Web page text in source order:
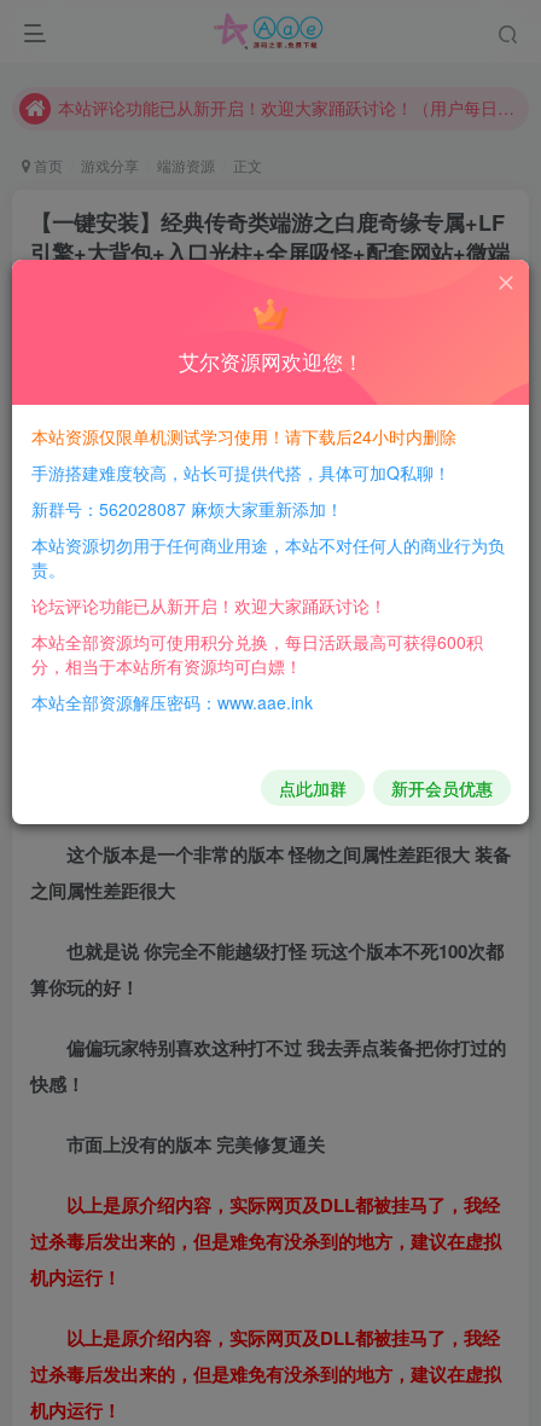
请勿相信任何评论区广告！以免上当受骗！
本站评论功能已从新开启！欢迎大家踊跃讨论！（用户每日活跃可得积分数量增加至600，加速获得更多免费资源！）
现在赞助会员享受专属折扣，详情点击此条公告。
首页 游戏分享 端游资源 正文
【一键安装】经典传奇类端游之白鹿奇缘专属+LF
引擎+大背包+入口光柱+全屏吸怪+配套网站+微端
每日活跃最高可获得600积分！所有资源可以使用
积分免费兑换！
游戏介绍：
了大背包 修复了一些地图显示 重做了地图链接显示 入口光
柱等
重新优化了爆率 转生 等需求 顶赞加了一个全屏吸怪
这个版本是一个非常的版本 怪物之间属性差距很大 装备
之间属性差距很大
也就是说 你完全不能越级打怪 玩这个版本不死100次都
算你玩的好！
偏偏玩家特别喜欢这种打不过 我去弄点装备把你打过的
快感！
市面上没有的版本 完美修复通关
以上是原介绍内容，实际网页及DLL都被挂马了，我经
过杀毒后发出来的，但是难免有没杀到的地方，建议在虚拟
机内运行！
以上是原介绍内容，实际网页及DLL都被挂马了，我经
过杀毒后发出来的，但是难免有没杀到的地方，建议在虚拟
机内运行！
艾尔资源网欢迎您！
本站资源仅限单机测试学习使用！请下载后24小时内删除
手游搭建难度较高，站长可提供代搭，具体可加Q私聊！
新群号：562028087 麻烦大家重新添加！
本站资源切勿用于任何商业用途，本站不对任何人的商业行为负
责。
论坛评论功能已从新开启！欢迎大家踊跃讨论！
本站全部资源均可使用积分兑换，每日活跃最高可获得600积
分，相当于本站所有资源均可白嫖！
本站全部资源解压密码：www.aae.ink
点此加群 新开会员优惠